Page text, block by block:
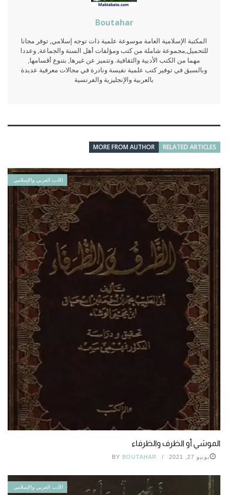
Boutahar
المكتبة الإسلامية العامة موسوعة علمية ذات توجه إسلامي, توفر مجانا
للتحميل,مجموعة شاملة من كتب ومؤلفات أهل السنة والجماعة, وعددا
مهما من الكتب الأدبية والثقافية. وتتميز عن غيرها, بتنوع أقسامها,
وبالسبق في توفير كتب علمية نفيسة ونادرة في مجالات معرفية عديدة
بالعربية والإنجليزية والفرنسية
RELATED ARTICLES
MORE FROM AUTHOR
الأدب العربي والإسلامي
الموشي أو الظرف والظرفاء
يونيو 27, 2021 BY BOUTAHAR
الأدب العربي والإسلامي